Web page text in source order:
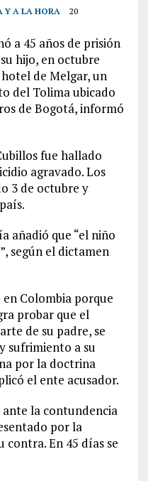
Y A LA HORA
20
a 45 años de prisión
hijo, en octubre
de Melgar, un
del Tolima ubicado
de Bogotá, informó
fue hallado
agravado. Los
3 de octubre y
añadió que “el niño
según el dictamen
en Colombia porque
probar que el
de su padre, se
sufrimiento a su
por la doctrina
el ente acusador.
la contundencia
por la
contra. En 45 días se